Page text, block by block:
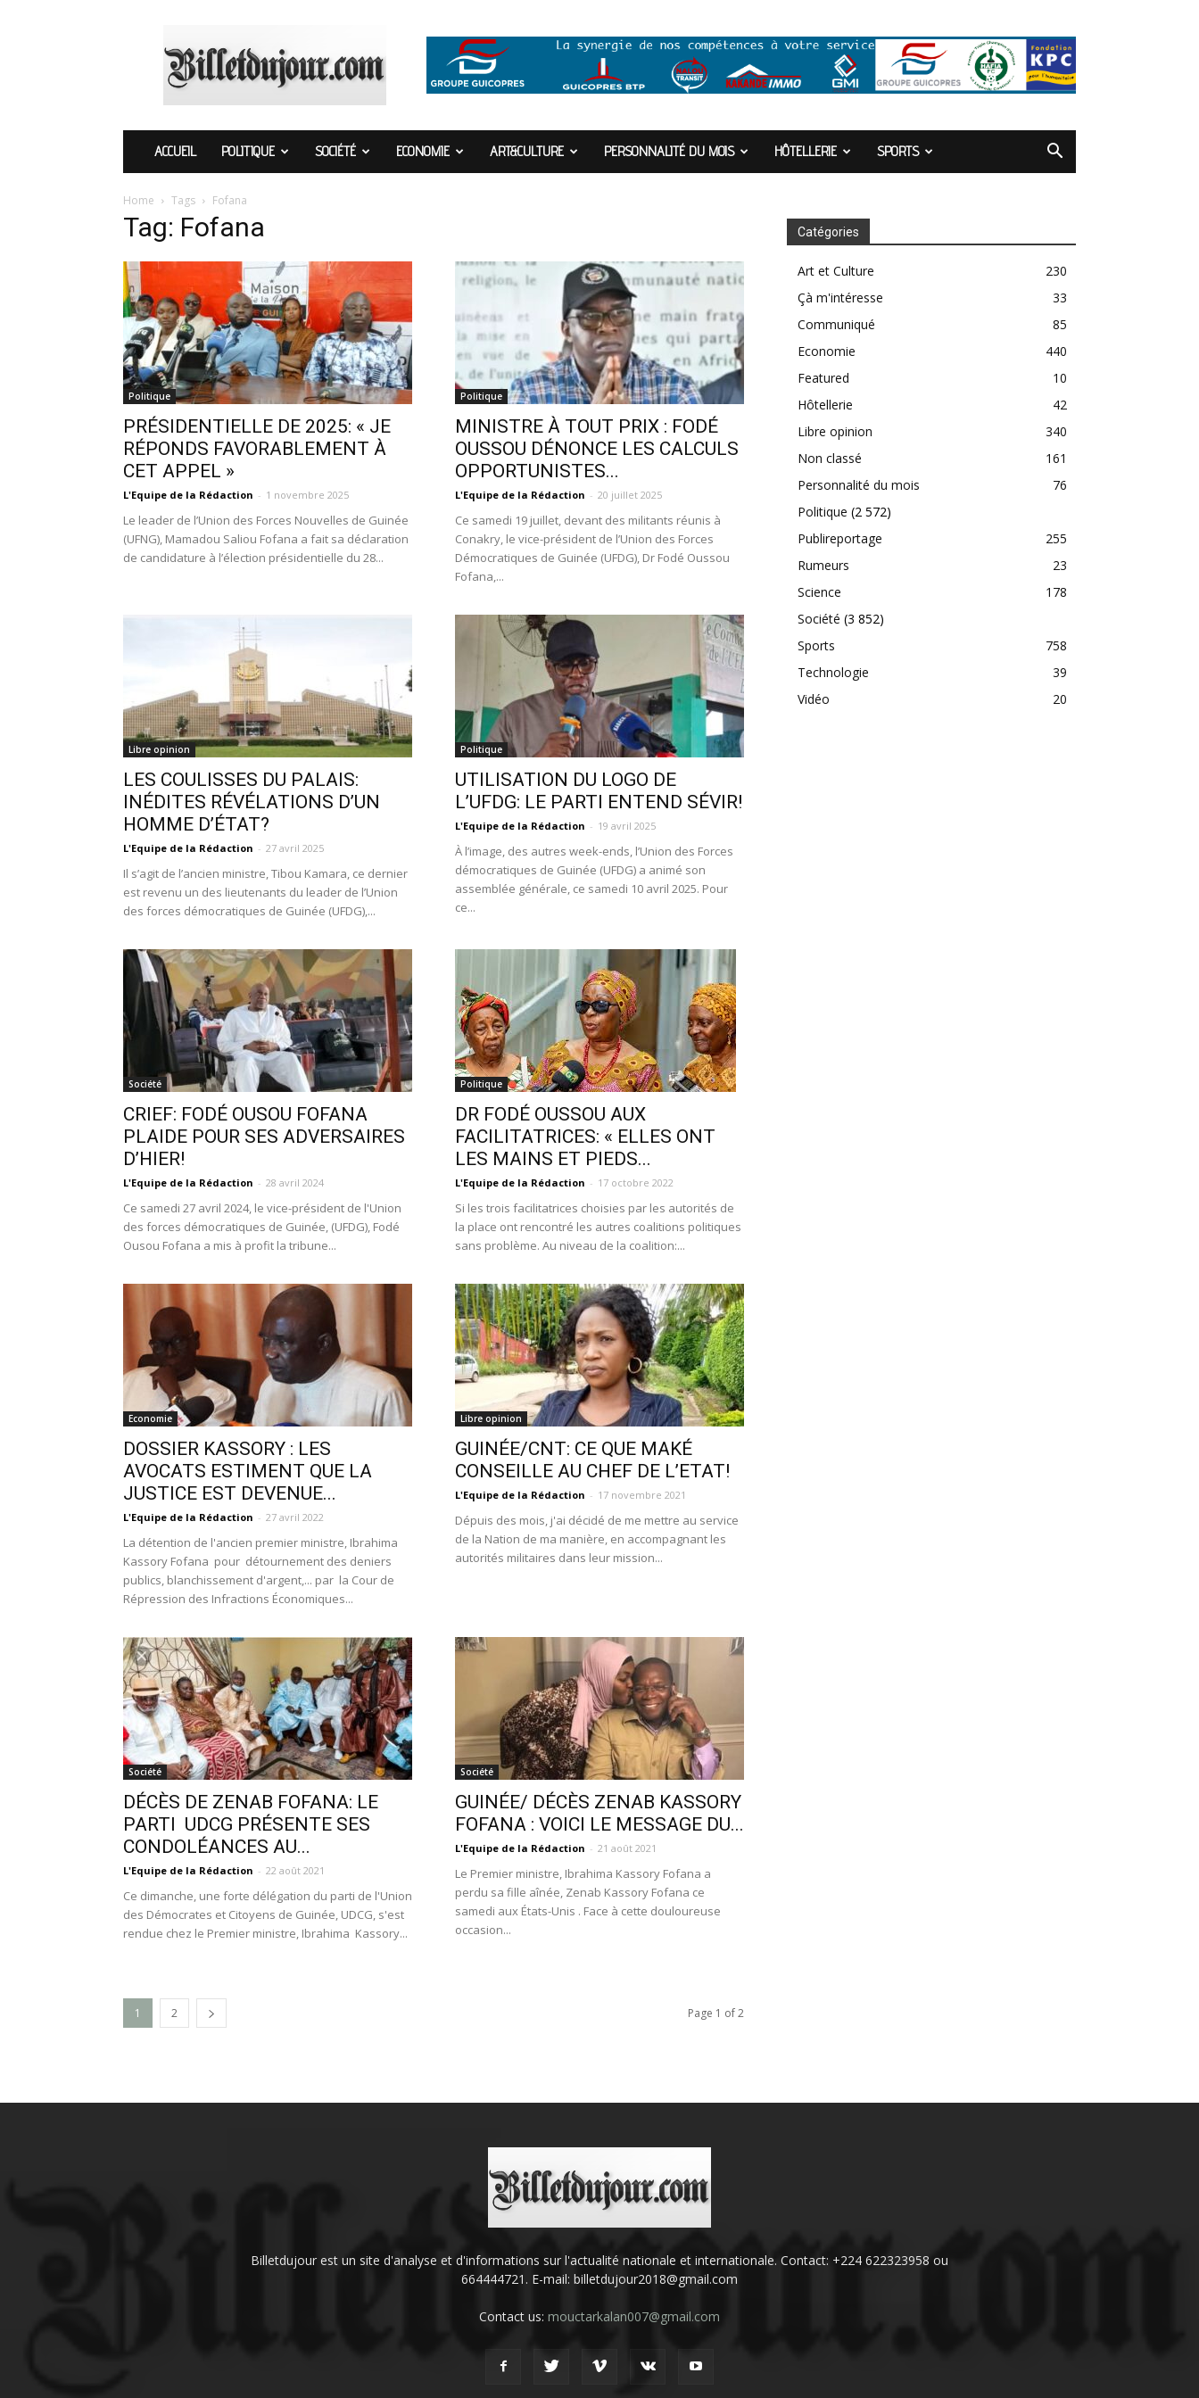
ACCUEIL POLITIQUE SOCIÉTÉ ECONOMIE ART&CULTURE PERSONNALITÉ DU MOIS HÔTELLERIE SPORTS
Home Tags Fofana
Tag: Fofana
Politique
PRÉSIDENTIELLE DE 2025: « JE
RÉPONDS FAVORABLEMENT À
CET APPEL »
L'Equipe de la Rédaction - 1 novembre 2025
Le leader de l’Union des Forces Nouvelles de Guinée
(UFNG), Mamadou Saliou Fofana a fait sa déclaration
de candidature à l’élection présidentielle du 28...
Politique
MINISTRE À TOUT PRIX : FODÉ
OUSSOU DÉNONCE LES CALCULS
OPPORTUNISTES...
L'Equipe de la Rédaction - 20 juillet 2025
Ce samedi 19 juillet, devant des militants réunis à
Conakry, le vice-président de l’Union des Forces
Démocratiques de Guinée (UFDG), Dr Fodé Oussou
Fofana,...
Libre opinion
LES COULISSES DU PALAIS:
INÉDITES RÉVÉLATIONS D’UN
HOMME D’ÉTAT?
L'Equipe de la Rédaction - 27 avril 2025
Il s’agit de l’ancien ministre, Tibou Kamara, ce dernier
est revenu un des lieutenants du leader de l’Union
des forces démocratiques de Guinée (UFDG),...
Politique
UTILISATION DU LOGO DE
L’UFDG: LE PARTI ENTEND SÉVIR!
L'Equipe de la Rédaction - 19 avril 2025
À l’image, des autres week-ends, l’Union des Forces
démocratiques de Guinée (UFDG) a animé son
assemblée générale, ce samedi 10 avril 2025. Pour
ce...
Société
CRIEF: FODÉ OUSOU FOFANA
PLAIDE POUR SES ADVERSAIRES
D’HIER!
L'Equipe de la Rédaction - 28 avril 2024
Ce samedi 27 avril 2024, le vice-président de l'Union
des forces démocratiques de Guinée, (UFDG), Fodé
Ousou Fofana a mis à profit la tribune...
Politique
DR FODÉ OUSSOU AUX
FACILITATRICES: « ELLES ONT
LES MAINS ET PIEDS...
L'Equipe de la Rédaction - 17 octobre 2022
Si les trois facilitatrices choisies par les autorités de
la place ont rencontré les autres coalitions politiques
sans problème. Au niveau de la coalition:...
Economie
DOSSIER KASSORY : LES
AVOCATS ESTIMENT QUE LA
JUSTICE EST DEVENUE...
L'Equipe de la Rédaction - 27 avril 2022
La détention de l'ancien premier ministre, Ibrahima
Kassory Fofana pour détournement des deniers
publics, blanchissement d'argent,... par la Cour de
Répression des Infractions Économiques...
Libre opinion
GUINÉE/CNT: CE QUE MAKÉ
CONSEILLE AU CHEF DE L’ETAT!
L'Equipe de la Rédaction - 17 novembre 2021
Dépuis des mois, j'ai décidé de me mettre au service
de la Nation de ma manière, en accompagnant les
autorités militaires dans leur mission...
Société
DÉCÈS DE ZENAB FOFANA: LE
PARTI UDCG PRÉSENTE SES
CONDOLÉANCES AU...
L'Equipe de la Rédaction - 22 août 2021
Ce dimanche, une forte délégation du parti de l'Union
des Démocrates et Citoyens de Guinée, UDCG, s'est
rendue chez le Premier ministre, Ibrahima Kassory...
Société
GUINÉE/ DÉCÈS ZENAB KASSORY
FOFANA : VOICI LE MESSAGE DU...
L'Equipe de la Rédaction - 21 août 2021
Le Premier ministre, Ibrahima Kassory Fofana a
perdu sa fille aînée, Zenab Kassory Fofana ce
samedi aux États-Unis . Face à cette douloureuse
occasion...
1 2 Page 1 of 2
Catégories
Art et Culture
230
Çà m'intéresse
33
Communiqué
85
Economie
440
Featured
10
Hôtellerie
42
Libre opinion
340
Non classé
161
Personnalité du mois
76
Politique (2 572)
Publireportage
255
Rumeurs
23
Science
178
Société (3 852)
Sports
758
Technologie
39
Vidéo
20
Billetdujour est un site d'analyse et d'informations sur l'actualité nationale et internationale. Contact: +224 622323958 ou
664444721. E-mail: billetdujour2018@gmail.com
Contact us: mouctarkalan007@gmail.com